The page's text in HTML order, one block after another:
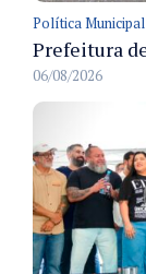
Política Municipal
06/08/2026